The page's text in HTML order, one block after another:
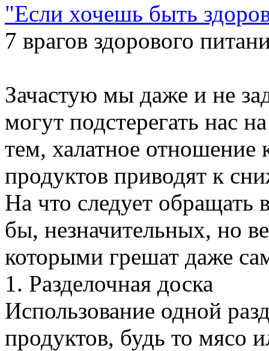
"Если хочешь быть
7 врагов здорового
Зачастую мы даже и не
могут подстерегать нас
тем, халатное отношение
продуктов приводят к
На что следует обращать
бы, незначительных, но
которыми грешат даже
1. Разделочная доска
Использование одной
продуктов, будь то мясо